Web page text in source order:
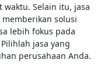
Selain itu, jasa
solusi
lebih fokus pada
jasa yang
perusahaan Anda.